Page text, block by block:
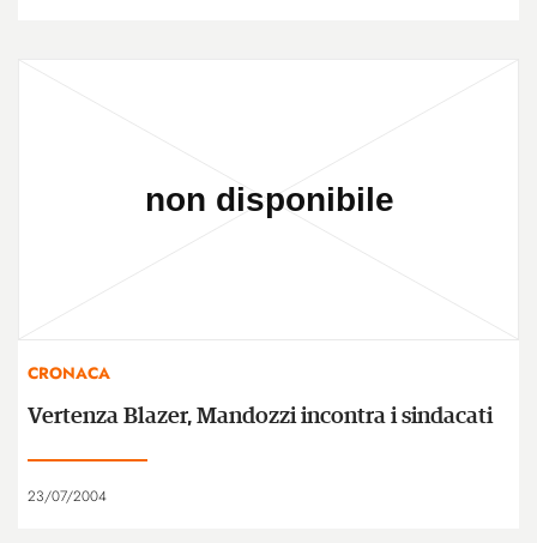
CRONACA
Vertenza Blazer, Mandozzi incontra i sindacati
23/07/2004